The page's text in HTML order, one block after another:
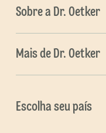
Sobre a Dr. Oetker
Mais de Dr. Oetker
Escolha seu país